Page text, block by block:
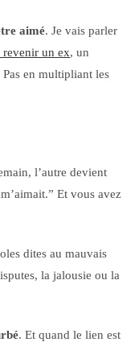
aimé. Je vais parler
revenir un ex, un
en multipliant les
l’autre devient
Et vous avez
dites au mauvais
la jalousie ou la
. Et quand le lien est